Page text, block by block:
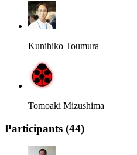
Kunihiko Toumura
Tomoaki Mizushima
Participants (44)